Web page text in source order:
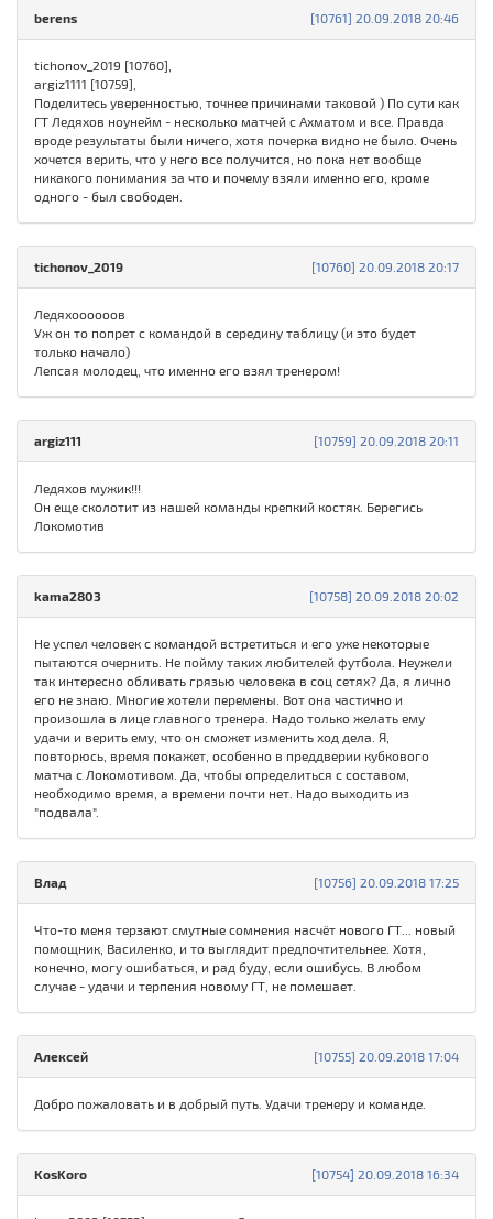
[10761] 20.09.2018 20:46
berens
tichonov_2019 [10760],
argiz1111 [10759],
Поделитесь уверенностью, точнее причинами таковой ) По сути как
ГТ Ледяхов ноунейм - несколько матчей с Ахматом и все. Правда
вроде результаты были ничего, хотя почерка видно не было. Очень
хочется верить, что у него все получится, но пока нет вообще
никакого понимания за что и почему взяли именно его, кроме
одного - был свободен.
[10760] 20.09.2018 20:17
tichonov_2019
Ледяхоооооов
Уж он то попрет с командой в середину таблицу (и это будет
только начало)
Лепсая молодец, что именно его взял тренером!
[10759] 20.09.2018 20:11
argiz111
Ледяхов мужик!!!
Он еще сколотит из нашей команды крепкий костяк. Берегись
Локомотив
[10758] 20.09.2018 20:02
kama2803
Не успел человек с командой встретиться и его уже некоторые
пытаются очернить. Не пойму таких любителей футбола. Неужели
так интересно обливать грязью человека в соц сетях? Да, я лично
его не знаю. Многие хотели перемены. Вот она частично и
произошла в лице главного тренера. Надо только желать ему
удачи и верить ему, что он сможет изменить ход дела. Я,
повторюсь, время покажет, особенно в преддверии кубкового
матча с Локомотивом. Да, чтобы определиться с составом,
необходимо время, а времени почти нет. Надо выходить из
"подвала".
[10756] 20.09.2018 17:25
Влад
Что-то меня терзают смутные сомнения насчёт нового ГТ... новый
помощник, Василенко, и то выглядит предпочтительнее. Хотя,
конечно, могу ошибаться, и рад буду, если ошибусь. В любом
случае - удачи и терпения новому ГТ, не помешает.
[10755] 20.09.2018 17:04
Алексей
Добро пожаловать и в добрый путь. Удачи тренеру и команде.
[10754] 20.09.2018 16:34
KosKoro